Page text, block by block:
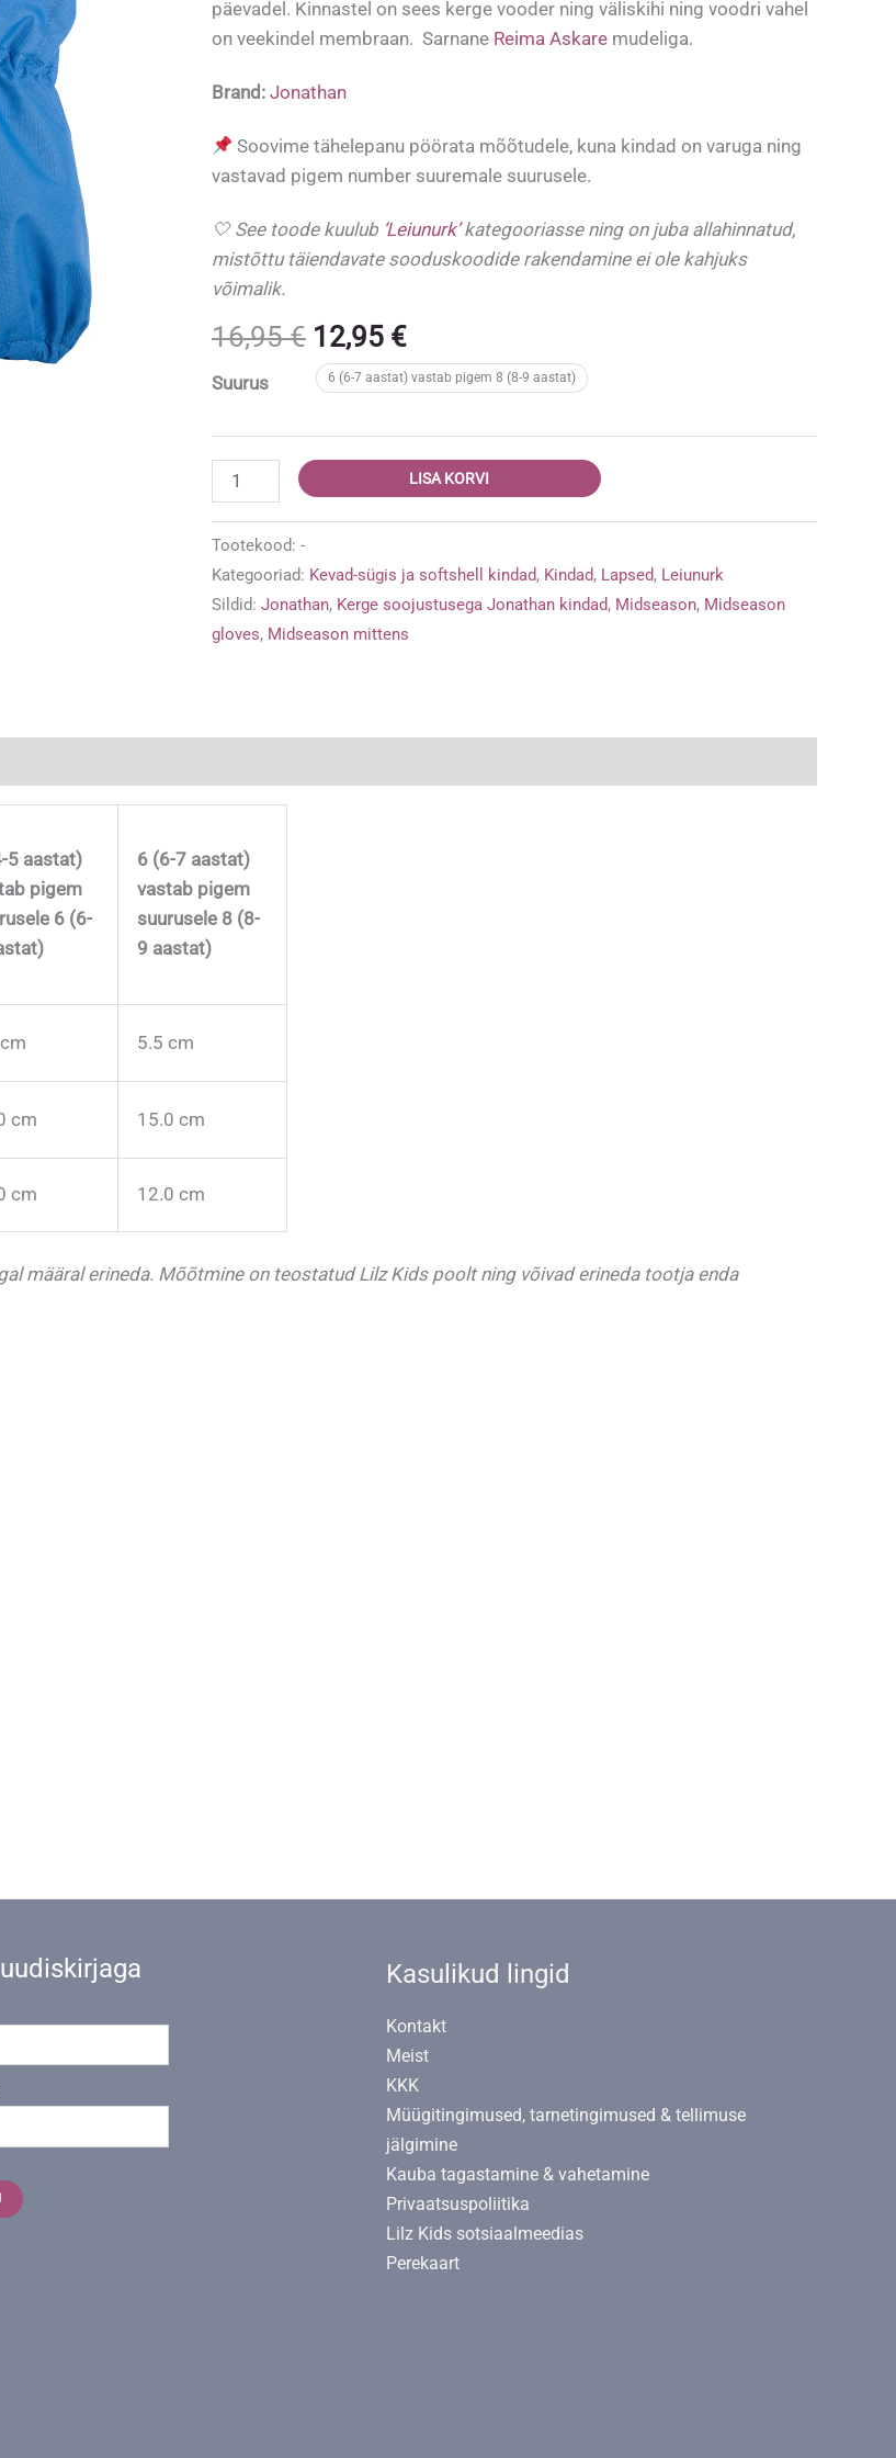
päevadel. Kinnastel on sees kerge vooder ning väliskihi ning voodri vahel
on veekindel membraan. Sarnane Reima Askare mudeliga.
Brand: Jonathan
Soovime tähelepanu pöörata mõõtudele, kuna kindad on varuga ning
vastavad pigem number suuremale suurusele.
🤍 See toode kuulub ‘Leiunurk’kategooriasse ning on juba allahinnatud,
mistõttu täiendavate sooduskoodide rakendamine ei ole kahjuks
võimalik.
16,95€ Algne
hind
oli:
12,95 €Praegune
hind
on:
Suurus 6 (6-7 aastat) vastab pigem 8 (8-9 aastat)
Kerge
soojustusega
'Sinine'
LISA KORVI
Tootekood: -
Kategooriad: Kevad-sügis ja softshell kindad, Kindad, Lapsed, Leiunurk
Sildid: Jonathan, Kerge soojustusega Jonathan kindad, Midseason, Midseason
gloves, Midseason mittens
5 aastat)
pigem
6 (6-
6 (6-7 aastat)
vastab pigem
suurusele 8 (8-
9 aastat)
5.5 cm
cm 15.0 cm
cm 12.0 cm
määral erineda. Mõõtmine on teostatud Lilz Kids poolt ning võivad erineda tootja enda
Kasulikud lingid
Kontakt
Meist
KKK
Müügitingimused, tarnetingimused & tellimuse
jälgimine
Kauba tagastamine & vahetamine
Privaatsuspoliitika
Lilz Kids sotsiaalmeedias
Perekaart